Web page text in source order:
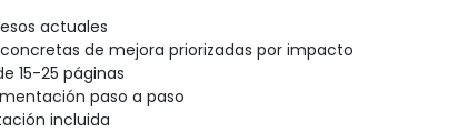
actuales
de mejora priorizadas por impacto
15-25 páginas
paso a paso
incluida